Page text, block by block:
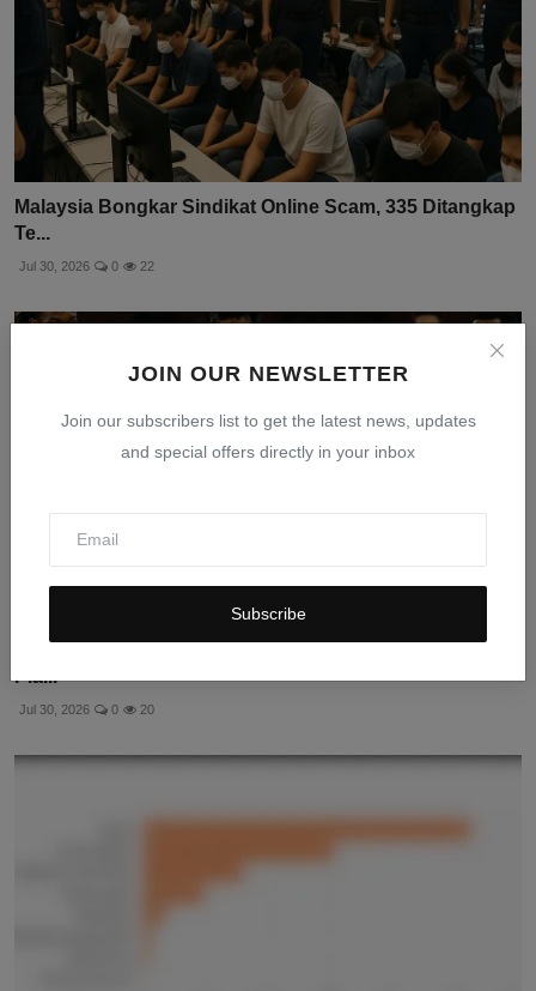
JOIN OUR NEWSLETTER
Join our subscribers list to get the latest news, updates
and special offers directly in your inbox
Subscribe
Malaysia Bongkar Sindikat Online Scam, 335 Ditangkap
Te...
Jul 30, 2026 0 22
Pia...
Jul 30, 2026 0 20